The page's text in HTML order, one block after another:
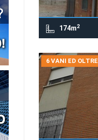
174m2
6 VANI ED OLTRE